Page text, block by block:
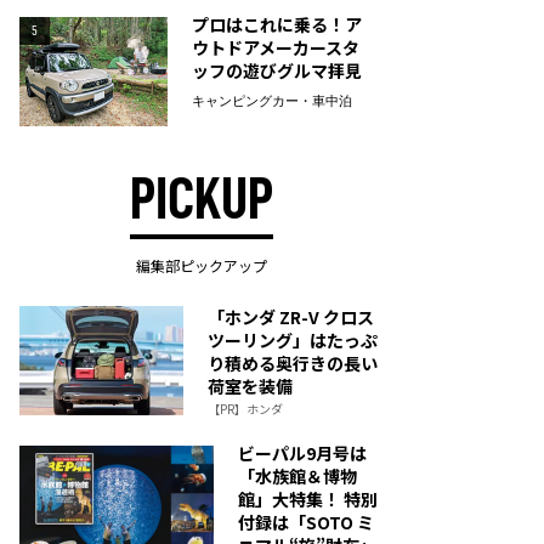
5
プロはこれに乗る！ア
ウトドアメーカースタ
ッフの遊びグルマ拝見
キャンピングカー・車中泊
PICKUP
編集部ピックアップ
「ホンダ ZR-V クロス
ツーリング」はたっぷ
り積める奥行きの長い
荷室を装備
【PR】ホンダ
ビーパル9月号は
「水族館＆博物
館」大特集！ 特別
付録は「SOTO ミ